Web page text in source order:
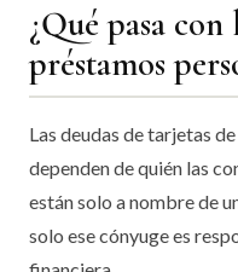
¿Qué pasa
préstamos
Las deudas de tarjetas
dependen de quién las
están solo a nombre de
solo ese cónyuge es